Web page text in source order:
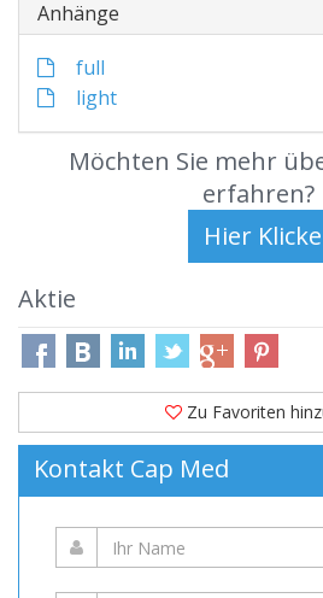
Anhänge
full
light
Möchten Sie mehr
erfahren?
Aktie
Zu Favoriten
Kontakt Cap Med